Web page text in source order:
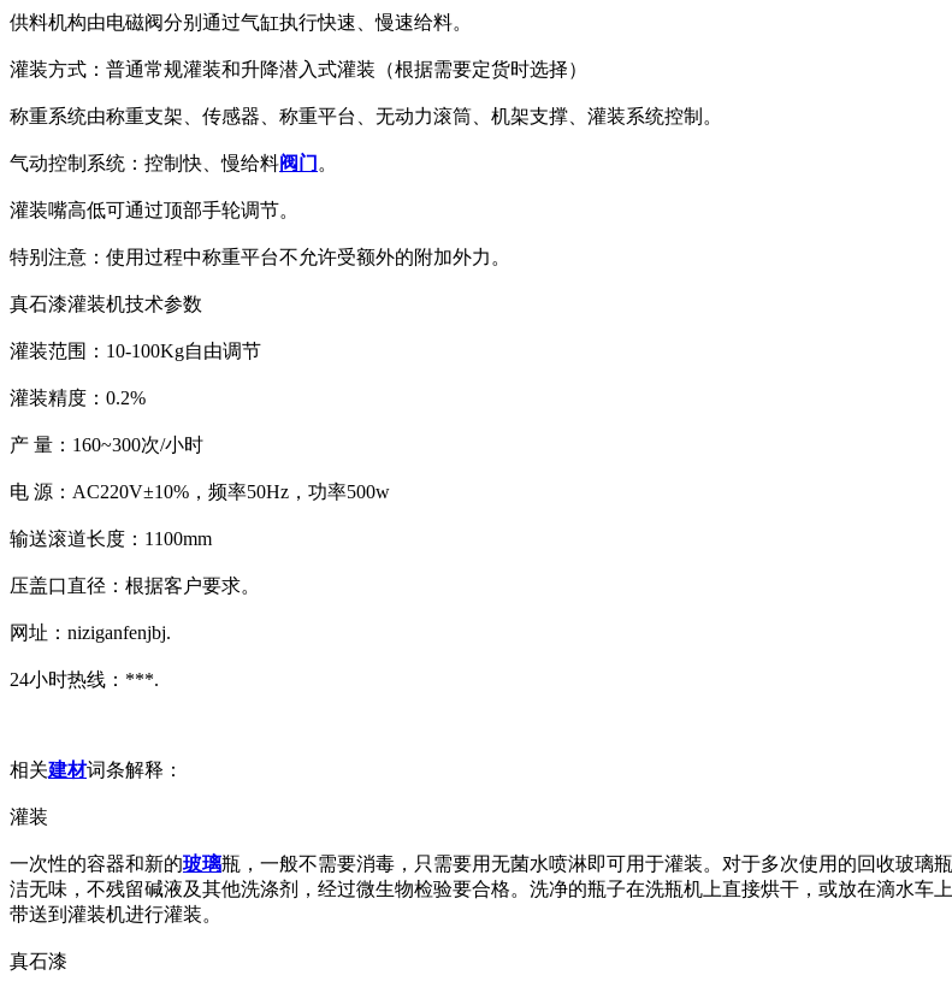
供料机构由电磁阀分别通过气缸执行快速、慢速给料。
灌装方式：普通常规灌装和升降潜入式灌装（根据需要定货时选择）
称重系统由称重支架、传感器、称重平台、无动力滚筒、机架支撑、灌装系统控制。
气动控制系统：控制快、慢给料阀门 。
灌装嘴高低可通过顶部手轮调节。
特别注意：使用过程中称重平台不允许受额外的附加外力。
真石漆灌装机技术参数
灌装范围：10-100Kg自由调节
灌装精度：0.2%
产 量：160~300次/小时
电 源：AC220V±10%，频率50Hz，功率500w
输送滚道长度：1100mm
压盖口直径：根据客户要求。
网址：niziganfenjbj.
24小时热线：***.
相关建材词条解释：
灌装
一次性的容器和新的玻璃瓶，一般不需要消毒，只需要用无菌水喷淋即可用于灌装。对于多次使用的回收玻
洁无味，不残留碱液及其他洗涤剂，经过微生物检验要合格。洗净的瓶子在洗瓶机上直接烘干，或放在滴水
带送到灌装机进行灌装。
真石漆